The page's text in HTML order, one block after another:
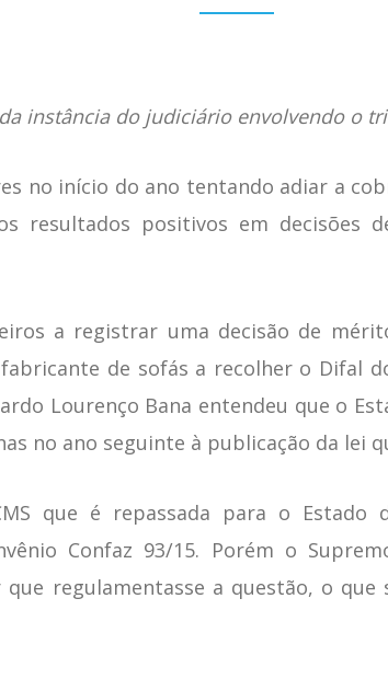
instância do judiciário envolvendo o
no início do ano tentando adiar a
resultados positivos em decisões
a registrar uma decisão de
de sofás a recolher o Difal
Lourenço Bana entendeu que o
no ano seguinte à publicação da lei
que é repassada para o Estado
Confaz 93/15. Porém o
regulamentasse a questão, o